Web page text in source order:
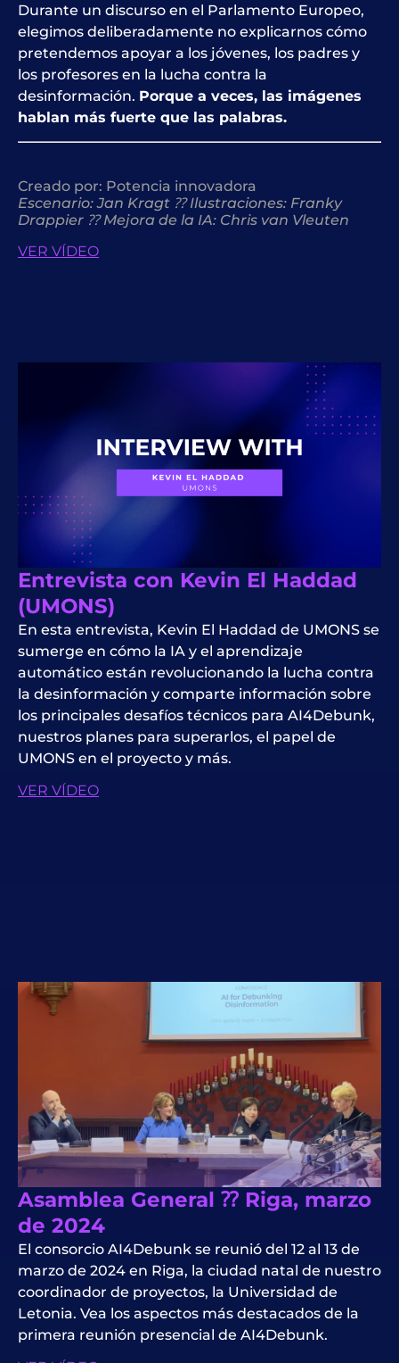
Durante un discurso en el Parlamento Europeo,
elegimos deliberadamente no explicarnos cómo
pretendemos apoyar a los jóvenes, los padres y
los profesores en la lucha contra la
desinformación. Porque a veces, las imágenes
hablan más fuerte que las palabras.
Creado por: Potencia innovadora
Escenario: Jan Kragt ⁇ Ilustraciones: Franky
Drappier ⁇ Mejora de la IA: Chris van Vleuten
VER VÍDEO
Entrevista con Kevin El Haddad
(UMONS)
En esta entrevista, Kevin El Haddad de UMONS se
sumerge en cómo la IA y el aprendizaje
automático están revolucionando la lucha contra
la desinformación y comparte información sobre
los principales desafíos técnicos para AI4Debunk,
nuestros planes para superarlos, el papel de
UMONS en el proyecto y más.
VER VÍDEO
Asamblea General ⁇ Riga, marzo
de 2024
El consorcio AI4Debunk se reunió del 12 al 13 de
marzo de 2024 en Riga, la ciudad natal de nuestro
coordinador de proyectos, la Universidad de
Letonia. Vea los aspectos más destacados de la
primera reunión presencial de AI4Debunk.